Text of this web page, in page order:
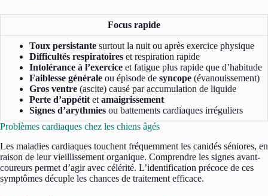
Focus rapide
Toux persistante surtout la nuit ou après exercice physique
Difficultés respiratoires et respiration rapide
Intolérance à l’exercice et fatigue plus rapide que d’habitude
Faiblesse générale ou épisode de syncope (évanouissement)
Gros ventre (ascite) causé par accumulation de liquide
Perte d’appétit et amaigrissement
Signes d’arythmies ou battements cardiaques irréguliers
Problèmes cardiaques chez les chiens âgés
Les maladies cardiaques touchent fréquemment les canidés séniores, en
raison de leur vieillissement organique. Comprendre les signes avant-
coureurs permet d’agir avec célérité. L’identification précoce de ces
symptômes décuple les chances de traitement efficace.